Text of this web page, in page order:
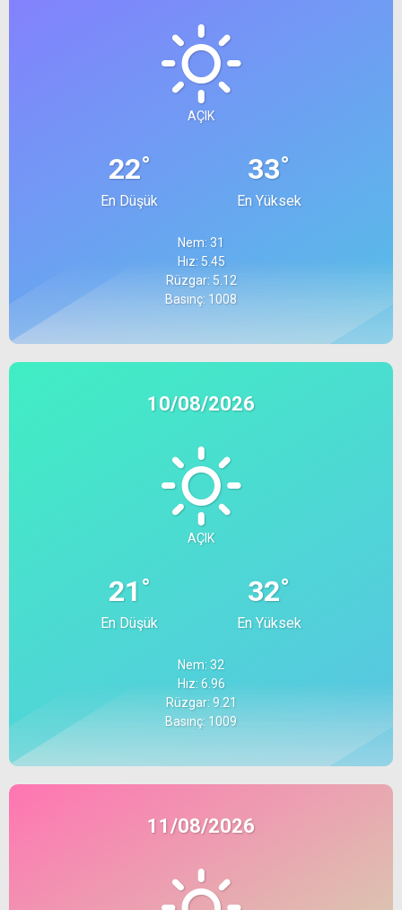
AÇIK
22°
En Düşük
33°
En Yüksek
Nem: 31
Hız: 5.45
Rüzgar: 5.12
Basınç: 1008
10/08/2026
AÇIK
21°
En Düşük
32°
En Yüksek
Nem: 32
Hız: 6.96
Rüzgar: 9.21
Basınç: 1009
11/08/2026